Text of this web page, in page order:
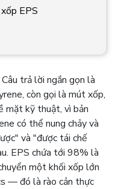
EPS
Câu trả lời ngắn gọn là
còn gọi là mút xốp,
mặt kỹ thuật, vì bản
có thể nung chảy và
và "được tái chế
EPS chứa tới 98% là
một khối xốp lớn
— đó là rào cản thực